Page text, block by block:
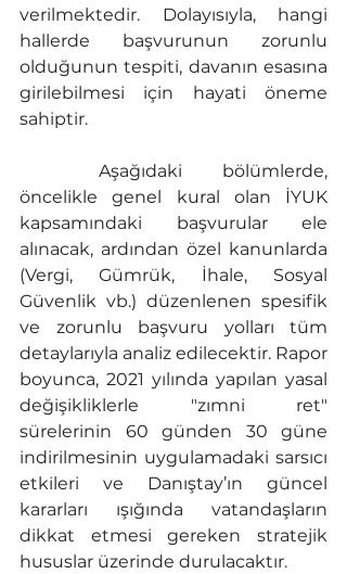
verilmektedir. Dolayısıyla, hangi
hallerde başvurunun zorunlu
olduğunun tespiti, davanın esasına
girilebilmesi için hayati öneme
sahiptir.
öncelikle genel kural olan İYUK
kapsamındaki başvurular ele
alınacak, ardından özel kanunlarda
(Vergi, Gümrük, İhale, Sosyal
Güvenlik vb.) düzenlenen spesifik
ve zorunlu başvuru yolları tüm
detaylarıyla analiz edilecektir. Rapor
boyunca, 2021 yılında yapılan yasal
değişikliklerle "zımni ret"
sürelerinin 60 günden 30 güne
indirilmesinin uygulamadaki sarsıcı
etkileri ve Danıştay’ın güncel
kararları ışığında vatandaşların
dikkat etmesi gereken stratejik
hususlar üzerinde durulacaktır.